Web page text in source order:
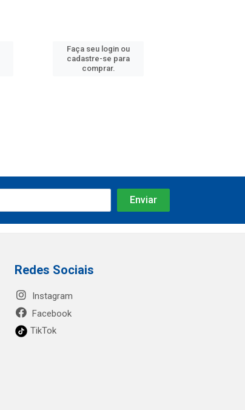
Faça seu login ou
cadastre-se para
comprar.
Redes Sociais
Instagram
Facebook
TikTok